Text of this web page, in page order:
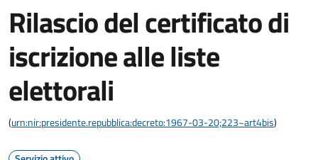
Rilascio del certificato di
iscrizione alle liste
elettorali
(urn:nir:presidente.repubblica:decreto:1967-03-20;223~art4bis)